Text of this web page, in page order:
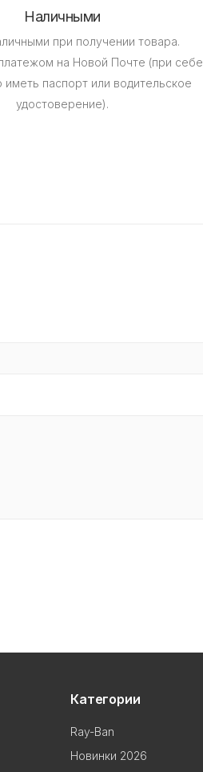
Наличными
при получении товара.
на Новой Почте (при себе
паспорт или водительское
удостоверение).
Категории
Ray-Ban
Новинки 2026